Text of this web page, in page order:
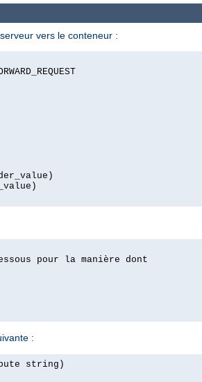
vers le conteneur :
pour la manière dont
:
string)